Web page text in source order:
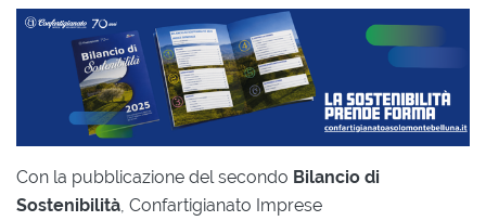
Con la pubblicazione del secondo Bilancio di
Sostenibilità , Confartigianato Imprese